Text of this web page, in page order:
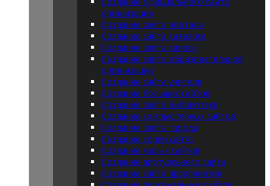
организации
Создание сайта портала
Создание сайта каталога
Создание сайта заявок
Создание сайта образовательной
организации
Создание сайта учителя
Создание больших сайтов
Создание сайта библиотеки
Создание компьютерных сайтов
Создание сайта города
Создание копии сайта
Создание малых сайтов
Создание виртуального сайта
Создание сайта предприятия